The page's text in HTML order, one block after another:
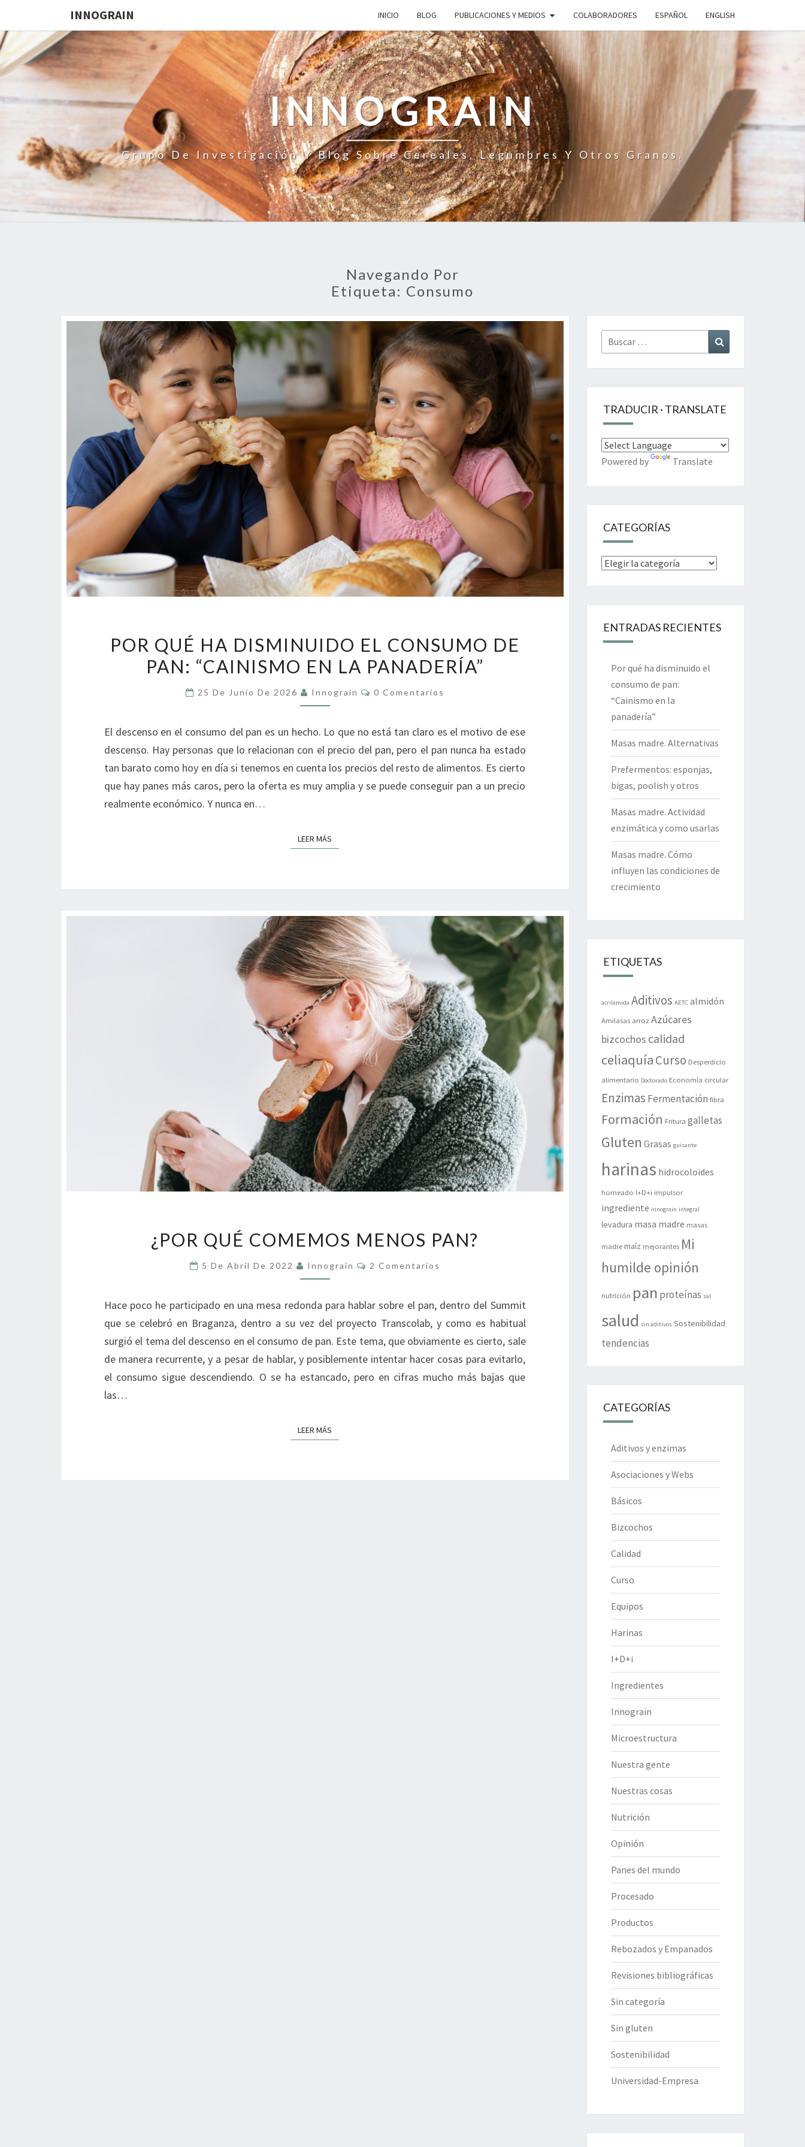
INNOGRAIN INICIO BLOG PUBLICACIONES Y MEDIOS COLABORADORES ESPAÑOL ENGLISH
INNOGRAIN
Grupo De Investigación Y Blog Sobre Cereales, Legumbres Y Otros Granos.
Navegando Por
Etiqueta: Consumo
QUÉ
HA
EL
DE
PAN:
“CAINISMO
EN
POR QUÉ HA DISMINUIDO EL CONSUMO DE
PAN: “CAINISMO EN LA PANADERÍA”
25 De Junio De 2026 Innograin Comentarios
0 Comentarios
El descenso en el consumo del pan es un hecho. Lo que no está tan claro es el motivo de ese
descenso. Hay personas que lo relacionan con el precio del pan, pero el pan nunca ha estado
tan barato como hoy en día si tenemos en cuenta los precios del resto de alimentos. Es cierto
que hay panes más caros, pero la oferta es muy amplia y se puede conseguir pan a un precio
realmente económico. Y nunca en…
LEER MÁS
QUÉ
COMEMOS
MENOS
¿POR QUÉ COMEMOS MENOS PAN?
5 De Abril De 2022 Innograin Comentarios
2 Comentarios
Hace poco he participado en una mesa redonda para hablar sobre el pan, dentro del Summit
que se celebró en Braganza, dentro a su vez del proyecto Transcolab, y como es habitual
surgió el tema del descenso en el consumo de pan. Este tema, que obviamente es cierto, sale
de manera recurrente, y a pesar de hablar, y posiblemente intentar hacer cosas para evitarlo,
el consumo sigue descendiendo. O se ha estancado, pero en cifras mucho más bajas que
las…
LEER MÁS
Buscar
por:
TRADUCIR · TRANSLATE
Powered by Translate
CATEGORÍAS
Categorías
ENTRADAS RECIENTES
Por qué ha disminuido el
consumo de pan:
“Cainismo en la
panadería”
Masas madre. Alternativas
Prefermentos: esponjas,
bigas, poolish y otros
Masas madre. Actividad
enzimática y como usarlas
Masas madre. Cómo
influyen las condiciones de
crecimiento
ETIQUETAS
acrilamida Aditivos AETC almidón
Amilasas arroz Azúcares
bizcochos calidad
celiaquíaCurso Desperdicio
alimentario Doctorado Economía circular
Enzimas Fermentación fibra
Formación Fritura galletas
Gluten Grasas guisante
harinas hidrocoloides
horneado I+D+i impulsor
ingrediente innograin integral
levadura masa madre masas
madre maíz mejorantes Mi
humilde opinión
nutrición pan proteínas sal
salud sin aditivos Sostenibilidad
tendencias
CATEGORÍAS
Aditivos y enzimas
Asociaciones y Webs
Básicos
Bizcochos
Calidad
Curso
Equipos
Harinas
I+D+i
Ingredientes
Innograin
Microestructura
Nuestra gente
Nuestras cosas
Nutrición
Opinión
Panes del mundo
Procesado
Productos
Rebozados y Empanados
Revisiones bibliográficas
Sin categoría
Sin gluten
Sostenibilidad
Universidad-Empresa